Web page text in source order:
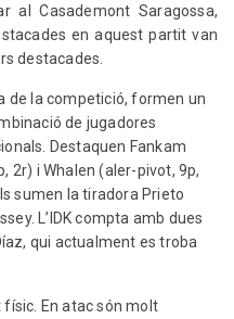
al Casademont Saragossa,
en aquest partit van
destacades.
de la competició, formen un
de jugadores
Destaquen Fankam
2r) i Whalen (aler-pivot, 9p,
sumen la tiradora Prieto
L’IDK compta amb dues
qui actualment es troba
físic. En atac són molt